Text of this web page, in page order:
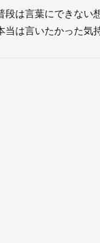
段は言葉にできない
当は言いたかった気